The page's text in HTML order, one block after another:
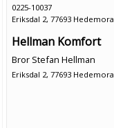
0225-10037
Eriksdal 2, 77693 Hedemora
Hellman Komfort
Bror Stefan Hellman
Eriksdal 2, 77693 Hedemora